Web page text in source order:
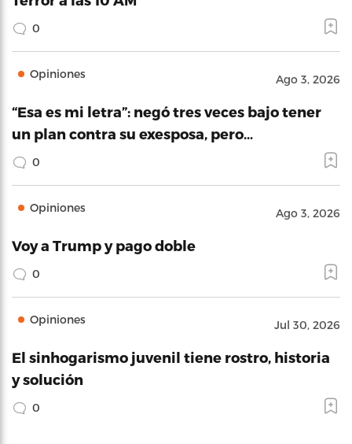
0
Opiniones Ago 3, 2026
“Esa es mi letra”: negó tres veces bajo tener
un plan contra su exesposa, pero…
0
Opiniones Ago 3, 2026
Voy a Trump y pago doble
0
Opiniones Jul 30, 2026
El sinhogarismo juvenil tiene rostro, historia
y solución
0